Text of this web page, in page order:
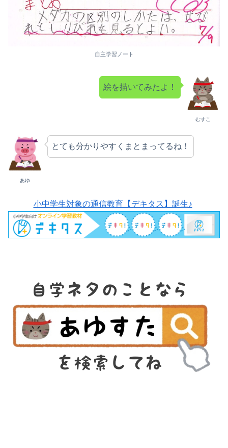
自主学習ノート
むすこ
絵を描いてみたよ！
あゆ
とても分かりやすくまとまってるね！
小中学生対象の通信教育【デキタス】誕生♪